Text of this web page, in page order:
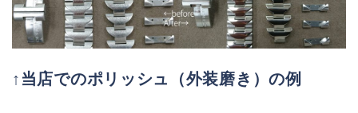
↑当店でのポリッシュ（外装磨き）の例